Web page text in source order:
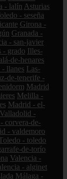
- lalín Asturias
- seseña
Girona -
Granada -
- san-javier
- grado Illes-
de-henares
- llanes Las-
de-tenerife -
Madrid
Melilla -
Madrid - el-
Valladolid -
corvera-de-
- valdemoro
- toledo
de-torío
Valencia -
- alginet
Málaga -